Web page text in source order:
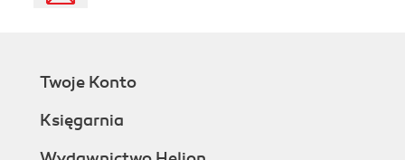
Twoje Konto
Księgarnia